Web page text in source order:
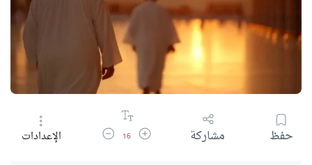
حفظ مشاركة زيادة حجم الخط
16 تقليل حجم الخطالإعدادات